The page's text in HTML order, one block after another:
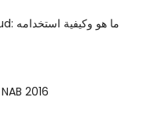
قارئ Amazon Cloud: ما هو وكيفية استخدامه
أشياء للبحث عنها في NAB 2016